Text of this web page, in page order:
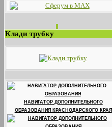
Клади трубку
НАВИГАТОР ДОПОЛНИТЕЛЬНОГО
ОБРАЗОВАНИЯ КРАСНОДАРСКОГО КРАЯ